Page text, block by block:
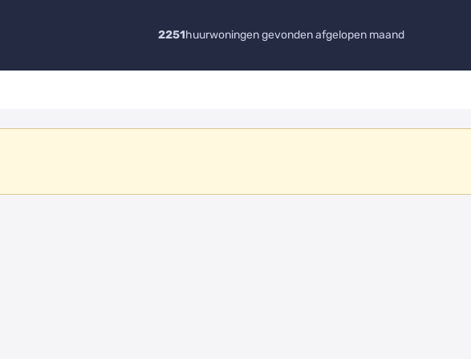
2251huurwoningen gevonden afgelopen maand